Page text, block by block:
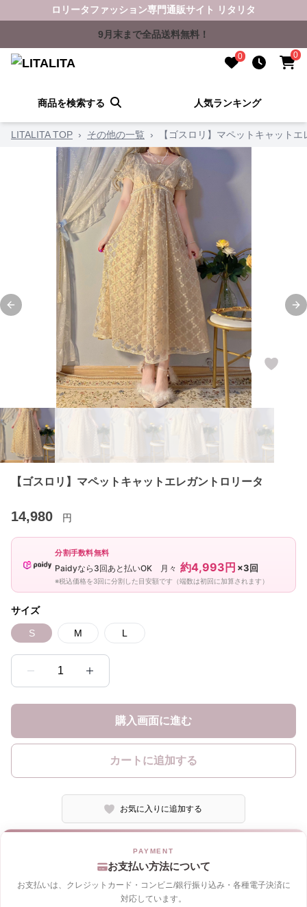
ロリータファッション専門通販サイト リタリタ
9月末まで全品送料無料！
0 0
商品を検索する 人気ランキング
LITALITA TOP › その他の一覧 › 【ゴスロリ】マペットキャット
Previous slide
【ゴスロリ】マペットキャットエレガントロリータ
14,980 円
分割手数料無料
Paidyなら3回あと払いOK 月々 約4,993円 ×3回
※税込価格を3回に分割した目安額です（端数は初回に加算されます）
サイズ
S M L
1
購入画面に進む
カートに追加する
お気に入りに追加する
お支払い方法について
お支払いは、クレジットカード・コンビニ/銀行振り込み・各種電子決済に
対応しています。